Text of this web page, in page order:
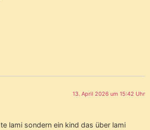
13. April 2026 um 15:42 Uhr
lami sondern ein kind das über lami